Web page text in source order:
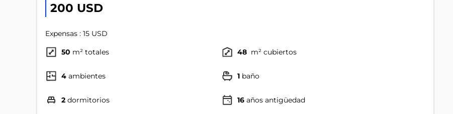
200 USD
Expensas : 15 USD
50 m² totales 48 m² cubiertos
4 ambientes 1 baño
2 dormitorios 16 años antigüedad